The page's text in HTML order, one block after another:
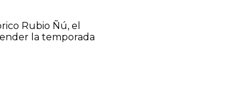
Rubio Ñú, el
la temporada